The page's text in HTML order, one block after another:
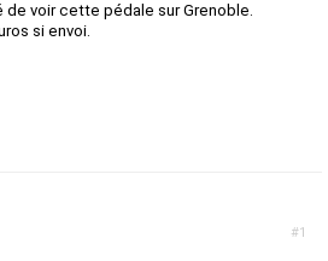
voir cette pédale sur Grenoble.
si envoi.
#1